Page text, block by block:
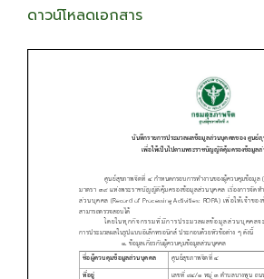
ดาวน์โหลดเอกสาร